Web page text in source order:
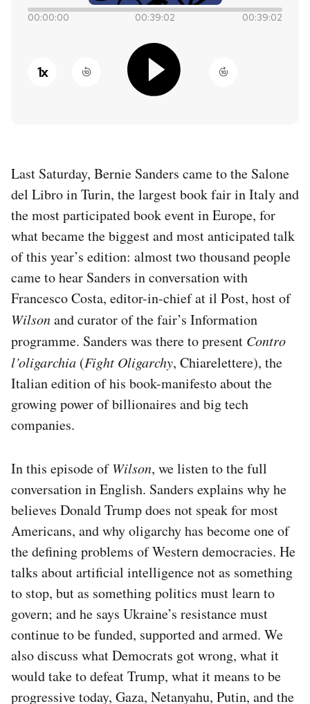
NEWSLETTER
I MIEI PREFERITI
AREA PERSONALE
Entra
00:00:00 00:39:02 00:39:02
1x
Last Saturday, Bernie Sanders came to the Salone
del Libro in Turin, the largest book fair in Italy and
the most participated book event in Europe, for
what became the biggest and most anticipated talk
of this year’s edition: almost two thousand people
came to hear Sanders in conversation with
Francesco Costa, editor-in-chief at il Post, host of
Wilsonand curator of the fair’s Information
programme. Sanders was there to present Contro
l’oligarchia (Fight Oligarchy, Chiarelettere), the
Italian edition of his book-manifesto about the
growing power of billionaires and big tech
companies.
In this episode ofWilson, we listen to the full
conversation in English. Sanders explains why he
believes Donald Trump does not speak for most
Americans, and why oligarchy has become one of
the defining problems of Western democracies. He
talks about artificial intelligence not as something
to stop, but as something politics must learn to
govern; and he says Ukraine’s resistance must
continue to be funded, supported and armed. We
also discuss what Democrats got wrong, what it
would take to defeat Trump, what it means to be
progressive today, Gaza, Netanyahu, Putin, and the